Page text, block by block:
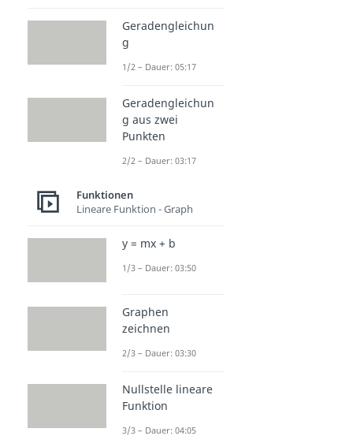
Geradengleichun
g
1/2 – Dauer: 05:17
Geradengleichun
g aus zwei
Punkten
2/2 – Dauer: 03:17
Funktionen
Lineare Funktion - Graph
y = mx + b
1/3 – Dauer: 03:50
Graphen
zeichnen
2/3 – Dauer: 03:30
Nullstelle lineare
Funktion
3/3 – Dauer: 04:05